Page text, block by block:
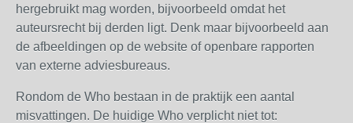
hergebruikt mag worden, bijvoorbeeld omdat het
auteursrecht bij derden ligt. Denk maar bijvoorbeeld aan
de afbeeldingen op de website of openbare rapporten
van externe adviesbureaus.
Rondom de Who bestaan in de praktijk een aantal
misvattingen. De huidige Who verplicht niet tot: